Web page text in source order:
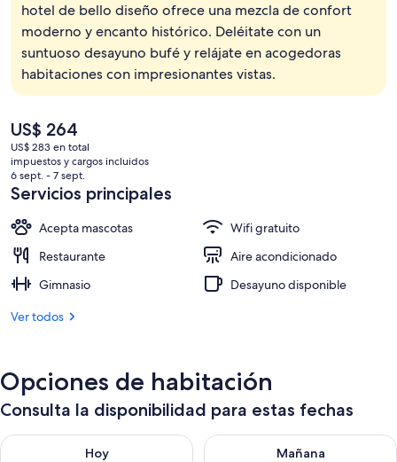
Sala de estar en el lobby
hotel de bello diseño ofrece una mezcla de confort
moderno y encanto histórico. Deléitate con un
suntuoso desayuno bufé y relájate en acogedoras
habitaciones con impresionantes vistas.
El
precio
actual
es
de
US$ 264
US$ 283 en total
impuestos y cargos incluidos
6 sept. - 7 sept.
Servicios principales
Acepta mascotas
Wifi gratuito
Restaurante
Aire acondicionado
Gimnasio
Desayuno disponible
Ver todos
Opciones de habitación
Consulta la disponibilidad para estas fechas
Hoy
Consulta la disponibilidad para hoy ago 8 - ago 9
Mañana
Consulta la disponibilidad